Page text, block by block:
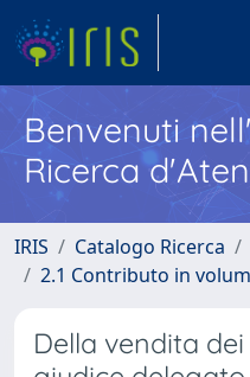
Benvenuti
Ricerca
IRIS Catalogo Ricerca
2.1 Contributo in
Della vendita